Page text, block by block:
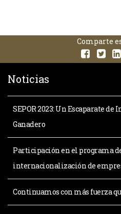
Comparte
Noticias
SEPOR 2023: Un Escaparate
Ganadero
Participación en el programa
internacionalización de
Continuamos con más fuerza